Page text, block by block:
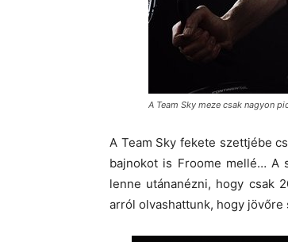
A Team Sky meze csak nagyon
A Team Sky fekete szettjébe
bajnokot is Froome mellé… A
lenne utánanézni, hogy csak
arról olvashattunk, hogy jövőre